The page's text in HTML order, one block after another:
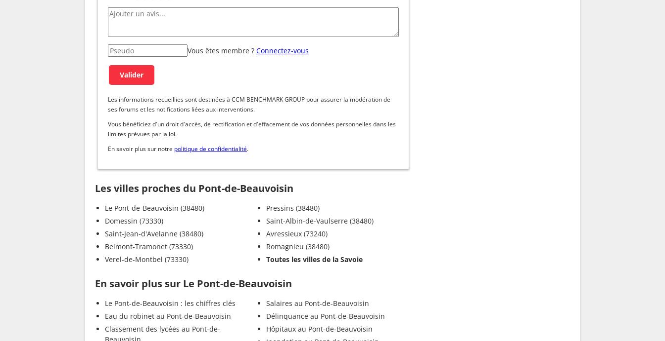
Vous êtes membre ? Connectez-vous
Les informations recueillies sont destinées à CCM BENCHMARK GROUP pour assurer la modération de
ses forums et les notifications liées aux interventions.
Vous bénéficiez d'un droit d'accès, de rectification et d'effacement de vos données personnelles dans les
limites prévues par la loi.
En savoir plus sur notre politique de confidentialité.
Les villes proches du Pont-de-Beauvoisin
Le Pont-de-Beauvoisin (38480)
Domessin (73330)
Saint-Jean-d'Avelanne (38480)
Belmont-Tramonet (73330)
Verel-de-Montbel (73330)
Pressins (38480)
Saint-Albin-de-Vaulserre (38480)
Avressieux (73240)
Romagnieu (38480)
Toutes les villes de la Savoie
En savoir plus sur Le Pont-de-Beauvoisin
Le Pont-de-Beauvoisin : les chiffres clés
Eau du robinet au Pont-de-Beauvoisin
Classement des lycées au Pont-de-
Salaires au Pont-de-Beauvoisin
Délinquance au Pont-de-Beauvoisin
Hôpitaux au Pont-de-Beauvoisin